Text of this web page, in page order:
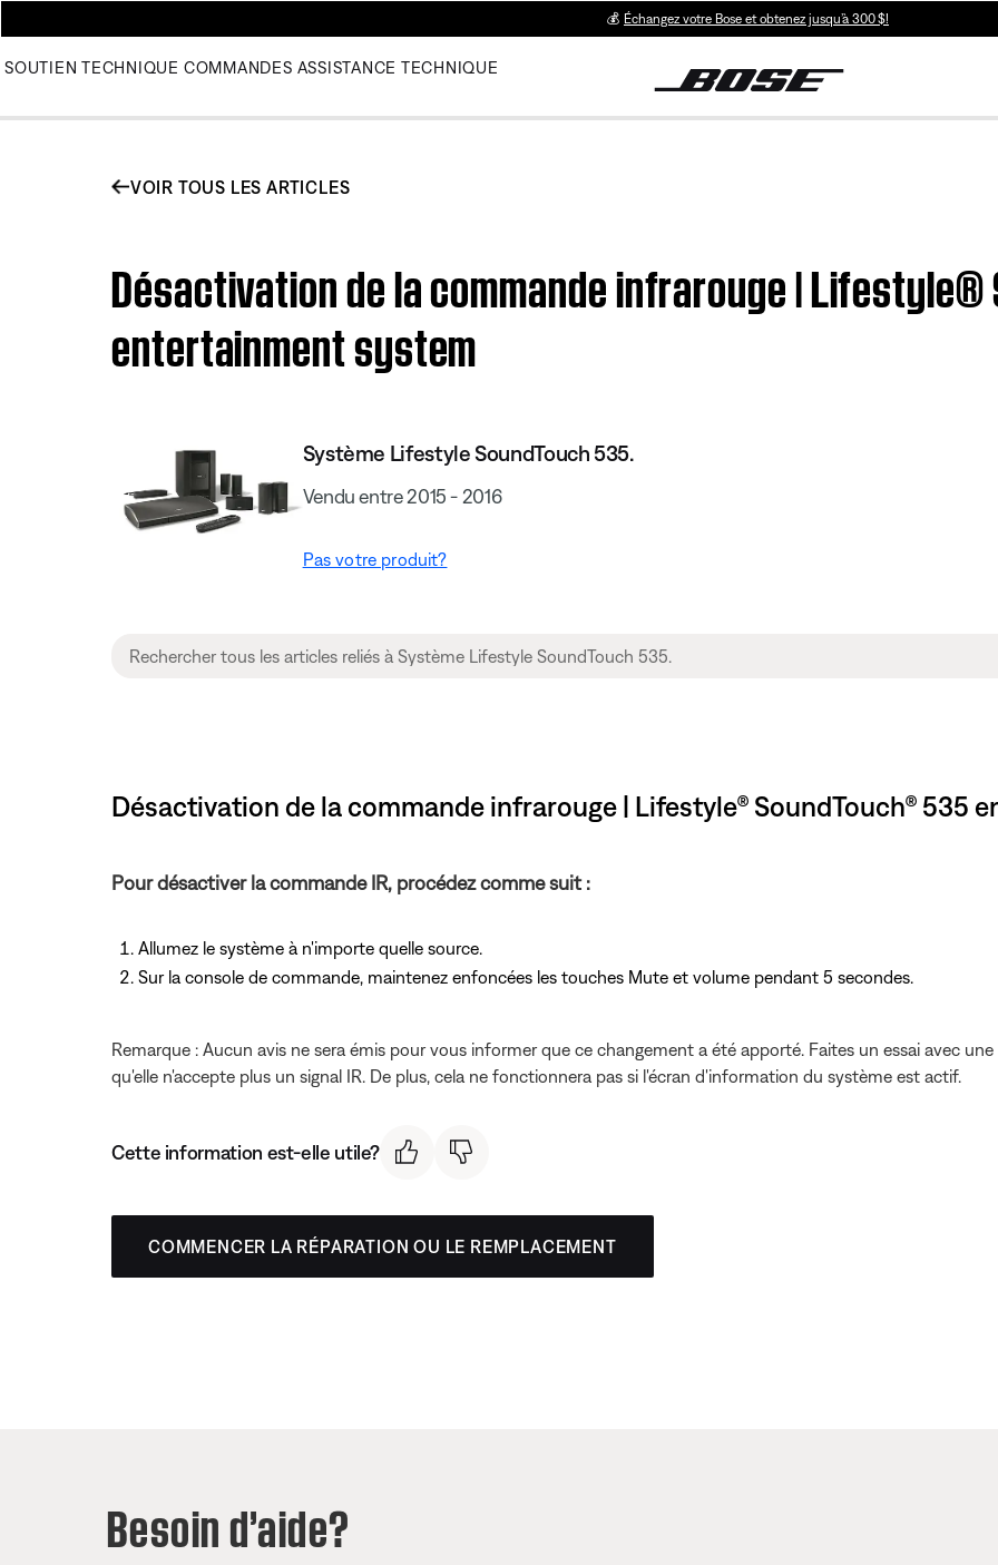
💰 Échangez votre Bose et obtenez jusqu’à 300 $!
SOUTIEN TECHNIQUE COMMANDES ASSISTANCE TECHNIQUE
VOIR TOUS LES ARTICLES
Désactivation de la commande infrarouge |
entertainment system
Système Lifestyle SoundTouch 535.
Vendu entre 2015 - 2016
Pas votre produit?
Désactivation de la commande infrarouge | Lifestyle® SoundTouch® 535
Pour désactiver la commande IR, procédez comme suit :
Allumez le système à n'importe quelle source.
Sur la console de commande, maintenez enfoncées les touches Mute et volume pendant 5 secondes.
Remarque : Aucun avis ne sera émis pour vous informer que ce changement a été apporté. Faites un essai avec
qu'elle n'accepte plus un signal IR. De plus, cela ne fonctionnera pas si l'écran d'information du système est actif.
Cette information est-elle utile?
COMMENCER LA RÉPARATION OU LE REMPLACEMENT
Besoin d’aide?